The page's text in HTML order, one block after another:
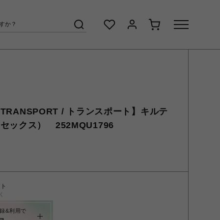
/ トランスポート】キルテ
ックス） 252MQU1796
&利用で